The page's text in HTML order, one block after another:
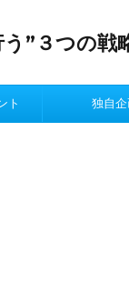
”３つの戦
ト 独自